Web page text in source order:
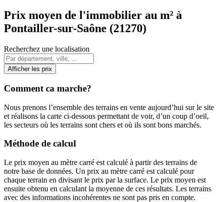
Prix moyen de l'immobilier au m² à
Pontailler-sur-Saône (21270)
Recherchez une localisation
Afficher les prix
Comment ca marche?
Nous prenons l’ensemble des terrains en vente aujourd’hui sur le site
et réalisons la carte ci-dessous permettant de voir, d’un coup d’oeil,
les secteurs où les terrains sont chers et où ils sont bons marchés.
Méthode de calcul
Le prix moyen au mètre carré est calculé à partir des terrains de
notre base de données. Un prix au mètre carré est calculé pour
chaque terrain en divisant le prix par la surface. Le prix moyen est
ensuite obtenu en calculant la moyenne de ces résultats. Les terrains
avec des informations incohérentes ne sont pas pris en compte.